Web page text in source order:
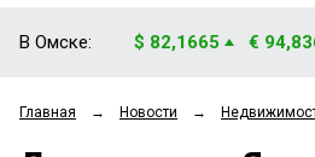
ОБЩЕСТВО
В Омске: $ 82,1665 €
Главная → Новости →